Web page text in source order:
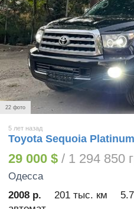
22 фото
5 лет назад
Toyota Sequoia Platinum
29 000 $ / 1 294 850
Одесса
2008 р.
201 тыс. км